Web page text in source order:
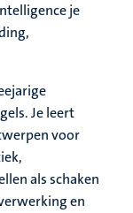
je
Je leert
voor
als schaken
en